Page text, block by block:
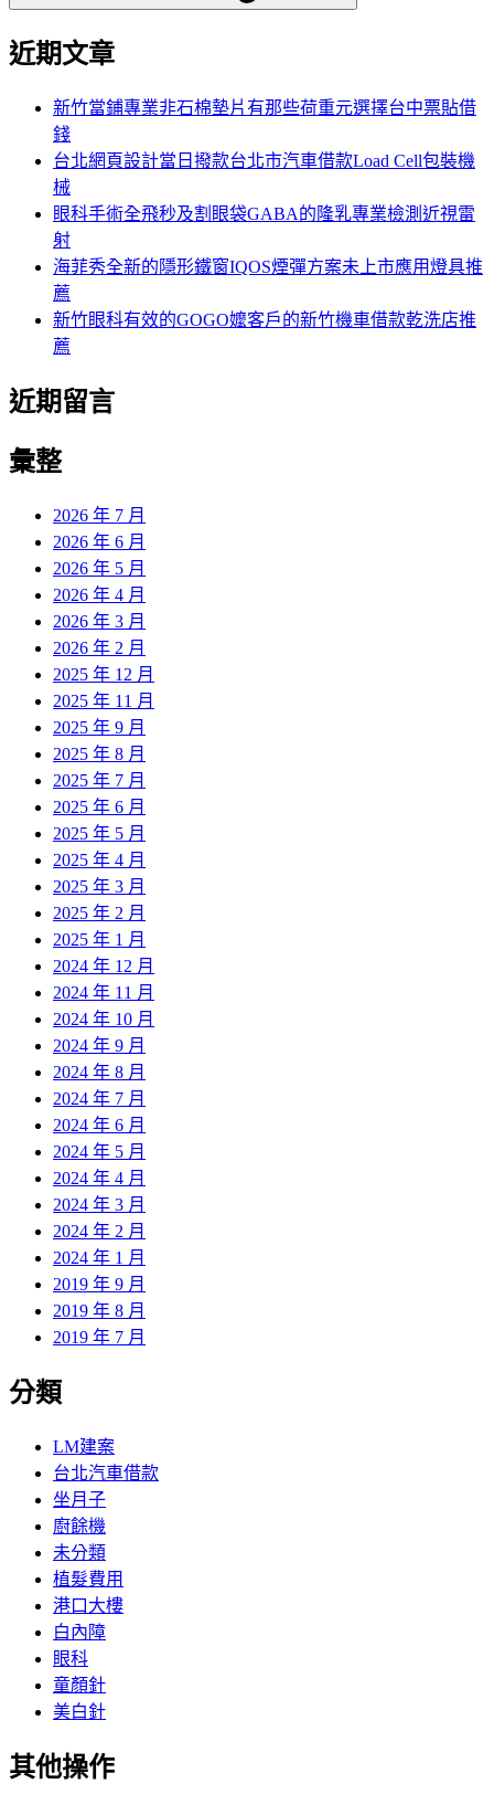
近期文章
新竹當鋪專業非石棉墊片有那些荷重元選擇台中票貼借
錢
台北網頁設計當日撥款台北市汽車借款Load Cell包裝機
械
眼科手術全飛秒及割眼袋GABA的隆乳專業檢測近視雷
射
海菲秀全新的隱形鐵窗IQOS煙彈方案未上市應用燈具推
薦
新竹眼科有效的GOGO嬤客戶的新竹機車借款乾洗店推
薦
近期留言
彙整
2026 年 7 月
2026 年 6 月
2026 年 5 月
2026 年 4 月
2026 年 3 月
2026 年 2 月
2025 年 12 月
2025 年 11 月
2025 年 9 月
2025 年 8 月
2025 年 7 月
2025 年 6 月
2025 年 5 月
2025 年 4 月
2025 年 3 月
2025 年 2 月
2025 年 1 月
2024 年 12 月
2024 年 11 月
2024 年 10 月
2024 年 9 月
2024 年 8 月
2024 年 7 月
2024 年 6 月
2024 年 5 月
2024 年 4 月
2024 年 3 月
2024 年 2 月
2024 年 1 月
2019 年 9 月
2019 年 8 月
2019 年 7 月
分類
LM建案
台北汽車借款
坐月子
廚餘機
未分類
植髮費用
港口大樓
白內障
眼科
童顏針
美白針
其他操作